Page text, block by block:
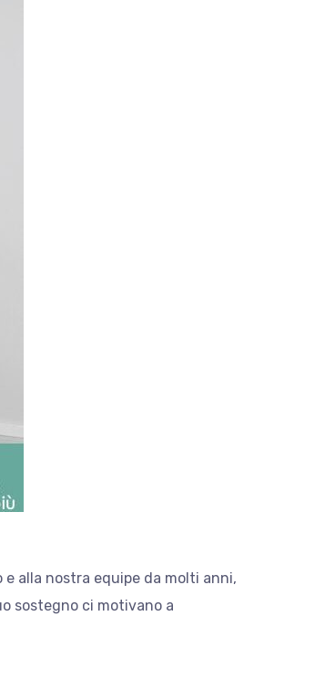
alla nostra equipe da molti anni,
sostegno ci motivano a